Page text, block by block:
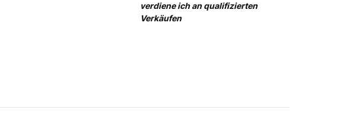
verdiene ich an qualifizierten
Verkäufen